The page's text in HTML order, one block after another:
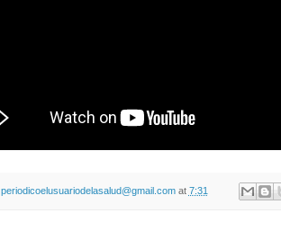
periodicoelusuariodelasalud@gmail.com at 7:31